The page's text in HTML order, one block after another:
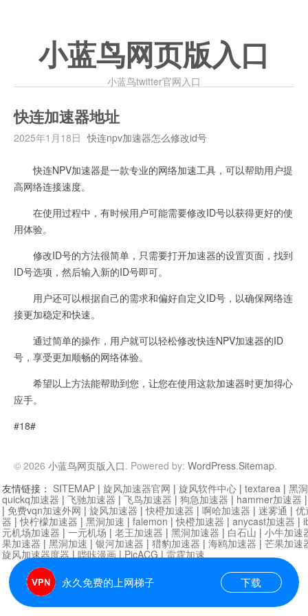
小蓝鸟网页版入口
小蓝鸟twitter官网入口
快连加速器地址
2025年1月18日 快连npv加速器怎么修改id号
快连NPV加速器是一款专业的网络加速工具，可以帮助用户提
高网络连接速度。
在使用过程中，有时候用户可能需要修改ID号以获得更好的使
用体验。
修改ID号的方法很简单，只需要打开加速器的设置页面，找到
ID号选项，然后输入新的ID号即可。
用户还可以根据自己的需求和偏好自定义ID号，以确保网络连
接更加稳定和快速。
通过简单的操作，用户就可以轻松修改快连NPV加速器的ID
号，享受更加顺畅的网络体验。
希望以上方法能帮助到您，让您在使用这款加速器时更加得心
应手。
#18#
© 2026 小蓝鸟网页版入口. Powered by: WordPress.Sitemap.
永久免费的上网梯子 下载
友情链接： SITEMAP | 旋风加速器官网 | 旋风软件中心 | textarea | 黑
quickq加速器 | 飞驰加速器 | 飞鸟加速器 | 狗急加速器 | hammer加速器
| 免费vqn加速外网 | 旋风加速器 |快橙加速器 | 啊哈加速器 | 迷雾通 | 优
器 |快柠檬加速器 | 黑洞加速 | falemon |快橙加速器 | anycast加速器 |
元机场加速器 | 一元机场 | 老王加速器 | 黑洞加速器 | 白石山 | 小牛加速
果加速器 | 黑洞加速 | 银河加速器 | 猎豹加速器 | 海鸥加速器 | 芒果加速
旋风加速器度器|哔咔漫画|PicACG|雷霆加速